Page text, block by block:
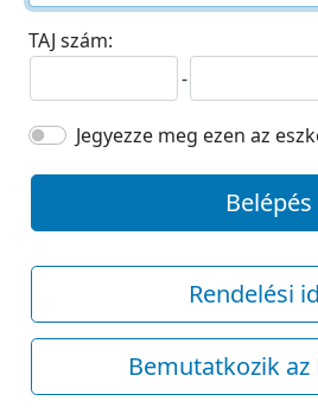
TAJ szám:
-
Jegyezze meg ezen az
Belépés
Rendelési
Bemutatkozik az